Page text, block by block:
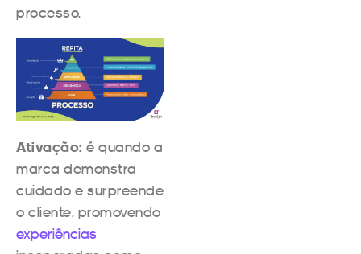
processo.
Ativação: é quando a
marca demonstra
cuidado e surpreende
o cliente, promovendo
experiências